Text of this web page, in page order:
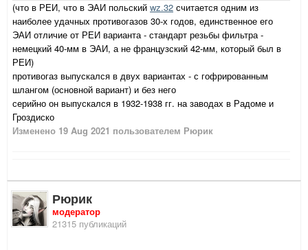
(что в РЕИ, что в ЭАИ польский wz.32 считается одним из
наиболее удачных противогазов 30-х годов, единственное его
ЭАИ отличие от РЕИ варианта - стандарт резьбы фильтра -
немецкий 40-мм в ЭАИ, а не французский 42-мм, который был в
РЕИ)
противогаз выпускался в двух вариантах - с гофрированным
шлангом (основной вариант) и без него
серийно он выпускался в 1932-1938 гг. на заводах в Радоме и
Гроздиско
Изменено 19 Aug 2021 пользователем Рюрик
Рюрик
модератор
21315 публикаций